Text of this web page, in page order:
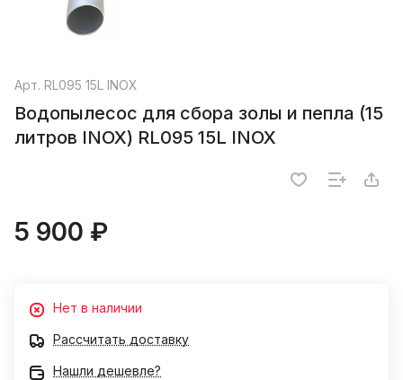
Арт. RL095 15L INOX
Водопылесос для сбора золы и пепла (15
литров INOX) RL095 15L INOX
5 900 ₽
Нет в наличии
Рассчитать доставку
Нашли дешевле?